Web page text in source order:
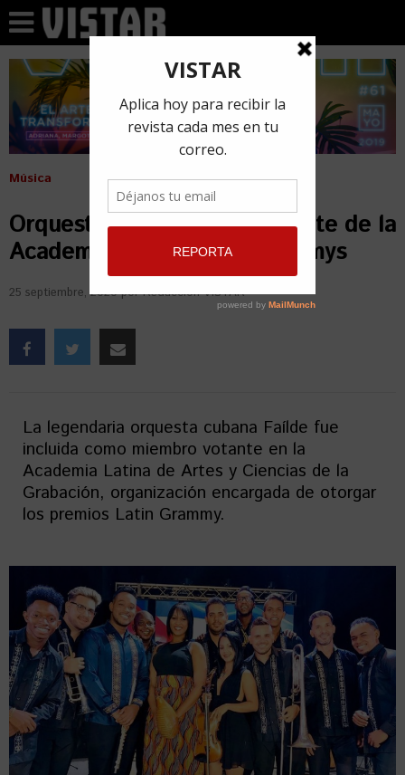
Música
Orquesta Faílde, nuevo votante de la
Academia de los Latin Grammys
25 septiembre, 2020 porRedacción VISTAR
La legendaria orquesta cubana Faílde fue
incluida como miembro votante en la
Academia Latina de Artes y Ciencias de la
Grabación, organización encargada de otorgar
los premios Latin Grammy.